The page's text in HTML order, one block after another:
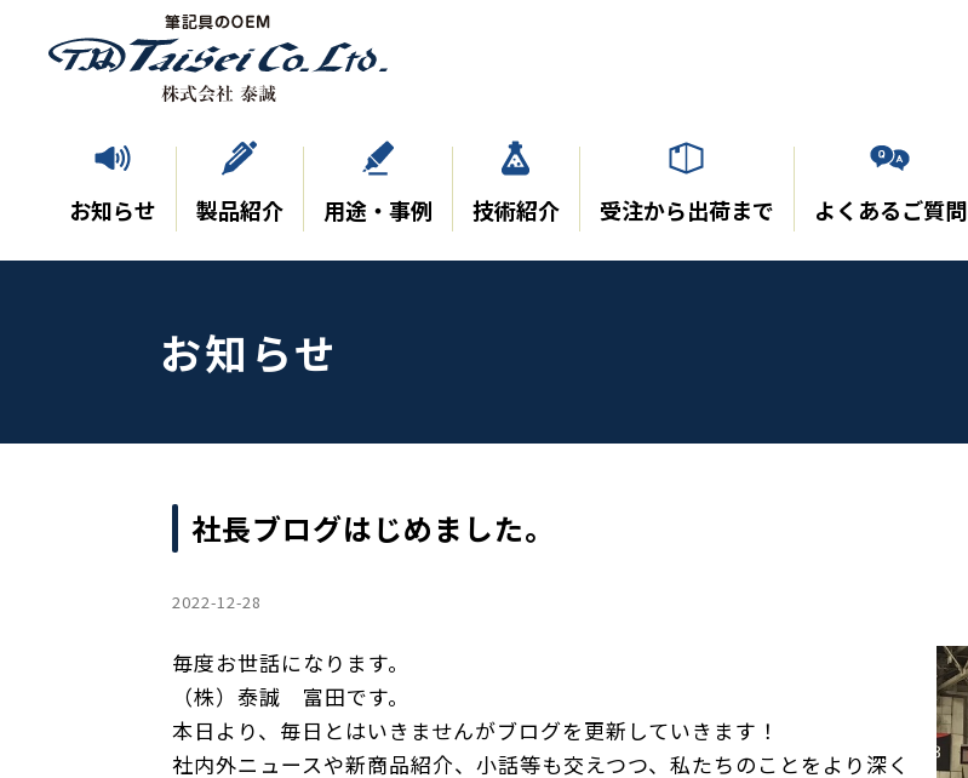
お知らせ 製品紹介 用途・事例 技術紹介 受注から出荷まで よくあるご質問
お知らせ
社長ブログはじめました。
2022-12-28
毎度お世話になります。
（株）泰誠 富田です。
本日より、毎日とはいきませんがブログを更新していきます！
社内外ニュースや新商品紹介、小話等も交えつつ、私たちのことをより深く